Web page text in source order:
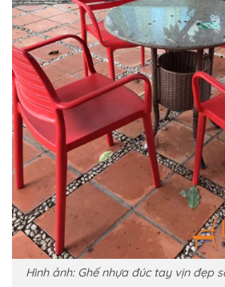
Hình ảnh: Ghế nhựa đúc tay vịn đẹp